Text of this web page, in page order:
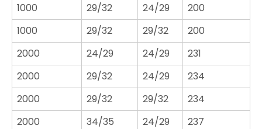
1000
29/32 24/29
200
1000
29/32 29/32
200
2000
24/29 24/29
231
2000
29/32 24/29
234
2000
29/32 29/32
234
2000
34/35 24/29
237